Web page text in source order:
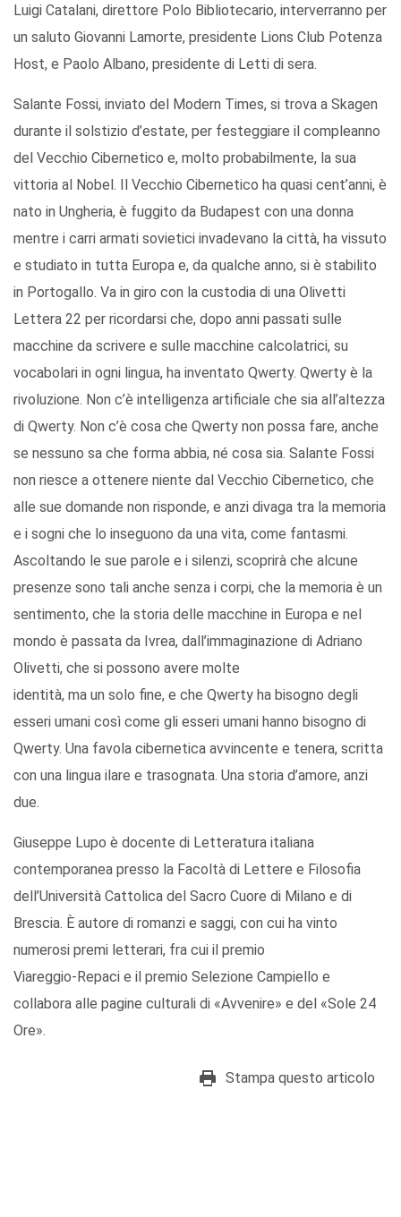
Luigi Catalani, direttore Polo Bibliotecario, interverranno per
un saluto Giovanni Lamorte, presidente Lions Club Potenza
Host, e Paolo Albano, presidente di Letti di sera.
Salante Fossi, inviato del Modern Times, si trova a Skagen
durante il solstizio d’estate, per festeggiare il compleanno
del Vecchio Cibernetico e, molto probabilmente, la sua
vittoria al Nobel. Il Vecchio Cibernetico ha quasi cent’anni, è
nato in Ungheria, è fuggito da Budapest con una donna
mentre i carri armati sovietici invadevano la città, ha vissuto
e studiato in tutta Europa e, da qualche anno, si è stabilito
in Portogallo. Va in giro con la custodia di una Olivetti
Lettera 22 per ricordarsi che, dopo anni passati sulle
macchine da scrivere e sulle macchine calcolatrici, su
vocabolari in ogni lingua, ha inventato Qwerty. Qwerty è la
rivoluzione. Non c’è intelligenza artificiale che sia all’altezza
di Qwerty. Non c’è cosa che Qwerty non possa fare, anche
se nessuno sa che forma abbia, né cosa sia. Salante Fossi
non riesce a ottenere niente dal Vecchio Cibernetico, che
alle sue domande non risponde, e anzi divaga tra la memoria
e i sogni che lo inseguono da una vita, come fantasmi.
Ascoltando le sue parole e i silenzi, scoprirà che alcune
presenze sono tali anche senza i corpi, che la memoria è un
sentimento, che la storia delle macchine in Europa e nel
mondo è passata da Ivrea, dall’immaginazione di Adriano
Olivetti, che si possono avere molte
identità, ma un solo fine, e che Qwerty ha bisogno degli
esseri umani così come gli esseri umani hanno bisogno di
Qwerty. Una favola cibernetica avvincente e tenera, scritta
con una lingua ilare e trasognata. Una storia d’amore, anzi
due.
Giuseppe Lupo è docente di Letteratura italiana
contemporanea presso la Facoltà di Lettere e Filosofia
dell’Università Cattolica del Sacro Cuore di Milano e di
Brescia. È autore di romanzi e saggi, con cui ha vinto
numerosi premi letterari, fra cui il premio
Viareggio-Repaci e il premio Selezione Campiello e
collabora alle pagine culturali di «Avvenire» e del «Sole 24
Ore».
Stampa questo articolo